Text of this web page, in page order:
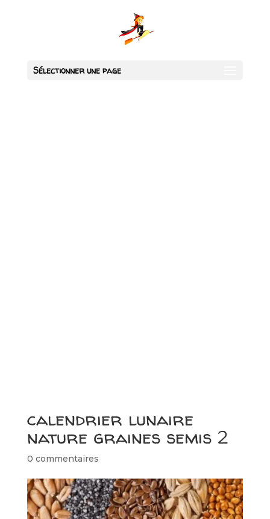
Sélectionner une page
calendrier lunaire
nature graines semis 2
0 commentaires